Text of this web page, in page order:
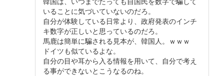
いることに気づいていないのだろ。
自分が体験している日常より、政府発表のインチ
キ数字が正しいと思っているのだろ。
馬鹿は簡単に騙される見本が、韓国人。ｗｗｗ
ドイツも似ているよな。
自分の目や耳から入る情報を用いて、自分で考え
る事ができないとこうなるのね。